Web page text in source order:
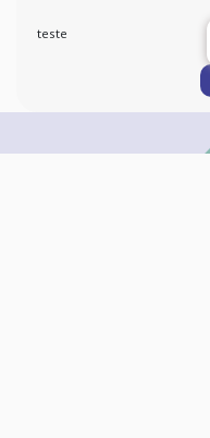
teste